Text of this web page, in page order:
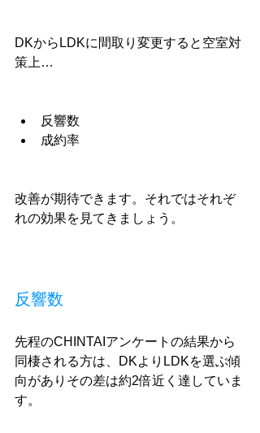
DKからLDKに間取り変更すると空室対
策上…
反響数
成約率
改善が期待できます。それではそれぞ
れの効果を見てきましょう。
反響数
先程のCHINTAIアンケートの結果から
同棲される方は、DKよりLDKを選ぶ傾
向がありその差は約2倍近く達していま
す。